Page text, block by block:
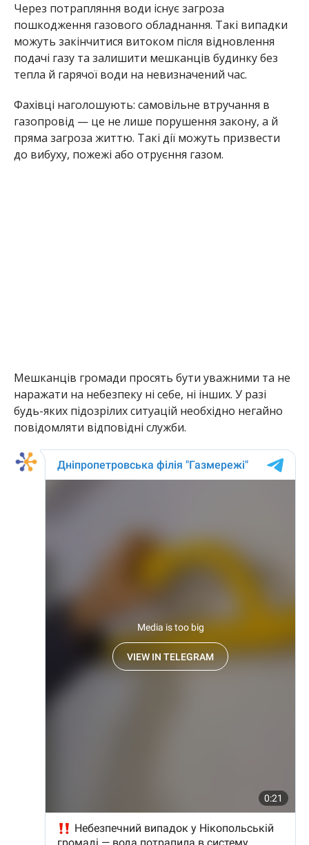
Через потрапляння води існує загроза
пошкодження газового обладнання. Такі випадки
можуть закінчитися витоком після відновлення
подачі газу та залишити мешканців будинку без
тепла й гарячої води на невизначений час.
Фахівці наголошують: самовільне втручання в
газопровід — це не лише порушення закону, а й
пряма загроза життю. Такі дії можуть призвести
до вибуху, пожежі або отруєння газом.
Мешканців громади просять бути уважними та не
наражати на небезпеку ні себе, ні інших. У разі
будь-яких підозрілих ситуацій необхідно негайно
повідомляти відповідні служби.